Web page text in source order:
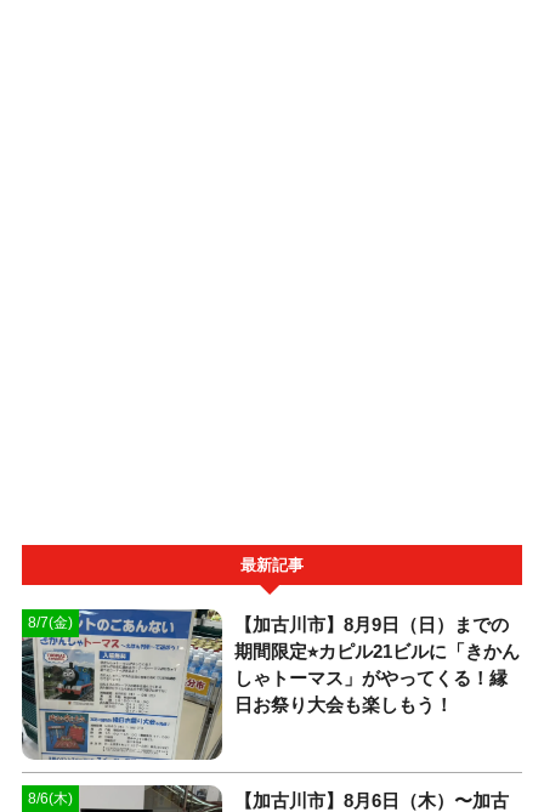
最新記事
8/7(金)
【加古川市】8月9日（日）までの
期間限定⭐︎カピル21ビルに「きかん
しゃトーマス」がやってくる！縁
日お祭り大会も楽しもう！
8/6(木)
【加古川市】8月6日（木）〜加古